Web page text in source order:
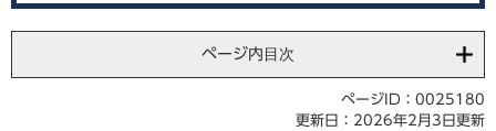
ページ内目次
ページID：0025180
更新日：2026年2月3日更新